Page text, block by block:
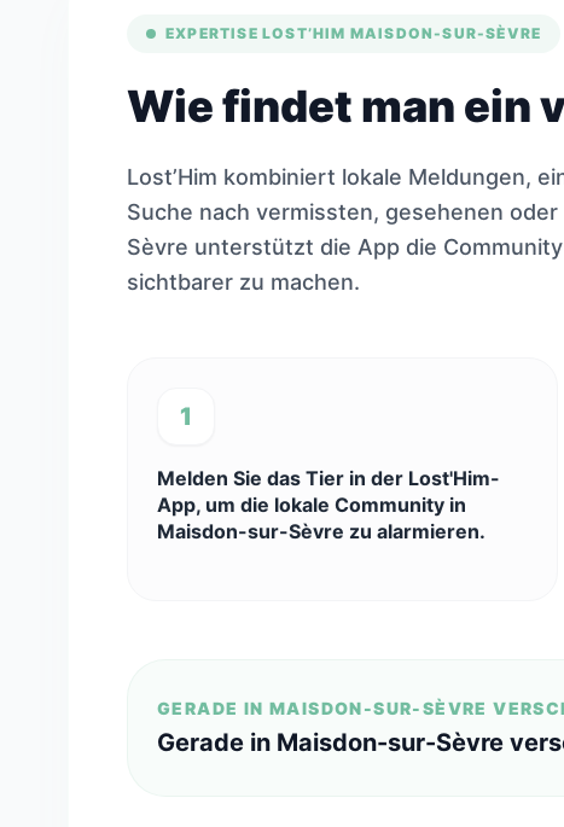
EXPERTISE LOST’HIM MAISDON-SUR-SÈVRE
Wie findet man ein
Lost’Him kombiniert lokale Meldungen,
Suche nach vermissten, gesehenen
Sèvre unterstützt die App die
sichtbarer zu machen.
1
Melden Sie das Tier in der Lost'Him-
App, um die lokale Community in
Maisdon-sur-Sèvre zu alarmieren.
GERADE IN MAISDON-SUR-SÈVRE
Gerade in Maisdon-sur-Sèvre